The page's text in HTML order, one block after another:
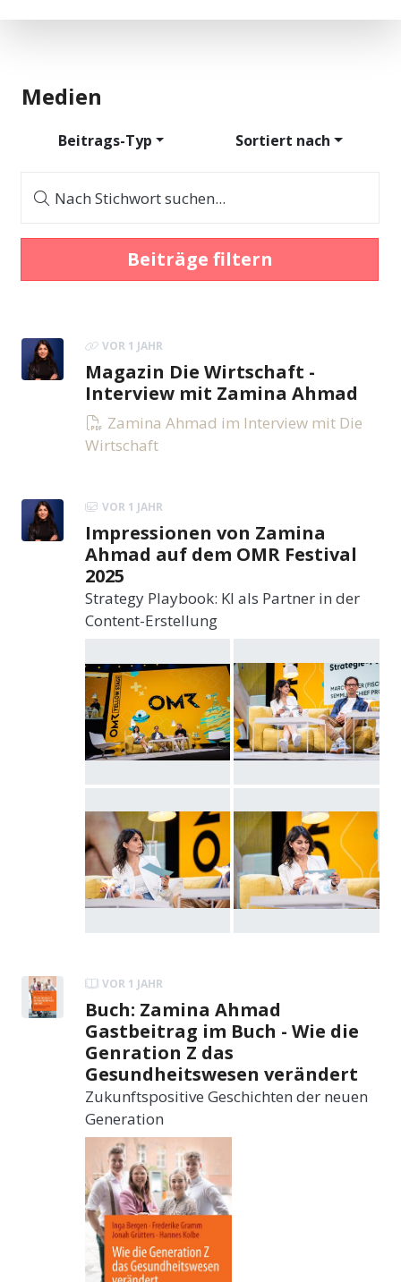
Medien
Beitrags-Typ Sortiert nach
Nach Stichwort suchen...
Beiträge filtern
VOR 1 JAHR
Magazin Die Wirtschaft -
Interview mit Zamina Ahmad
Zamina Ahmad im Interview mit Die
Wirtschaft
VOR 1 JAHR
Impressionen von Zamina
Ahmad auf dem OMR Festival
2025
Strategy Playbook: KI als Partner in der
Content-Erstellung
VOR 1 JAHR
Buch: Zamina Ahmad
Gastbeitrag im Buch - Wie die
Genration Z das
Gesundheitswesen verändert
Zukunftspositive Geschichten der neuen
Generation